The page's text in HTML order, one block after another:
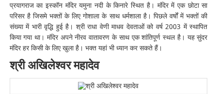
प्रयागराज का इस्कॉन मंदिर यमुना नदी के किनारे स्थित है। मंदिर में एक छोटा सा
परिसर है जिसमे भक्तों के लिए गोशाला के साथ धर्मशाला है। पिछले वर्षों में भक्तों की
संख्या में भारी वृद्धि हुई है। श्री राधा वेणी माधव देवताओं को वर्ष 2003 में स्थापित
किया गया था। मंदिर अपने नीरव वातावरण के साथ एक शांतिपूर्ण स्थल है। यह सुंदर
मंदिर हर किसी के लिए खुला है। भक्त यहां भी ध्यान कर सकते हैं।
श्री अखिलेश्वर महादेव